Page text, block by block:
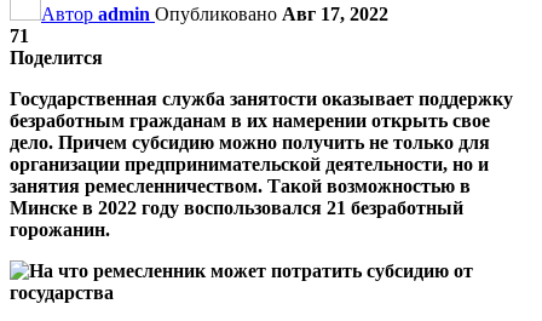
Автор admin Опубликовано Авг 17, 2022
71
Поделится
Государственная служба занятости оказывает поддержку
безработным гражданам в их намерении открыть свое
дело. Причем субсидию можно получить не только для
организации предпринимательской деятельности, но и
занятия ремесленничеством. Такой возможностью в
Минске в 2022 году воспользовался 21 безработный
горожанин.